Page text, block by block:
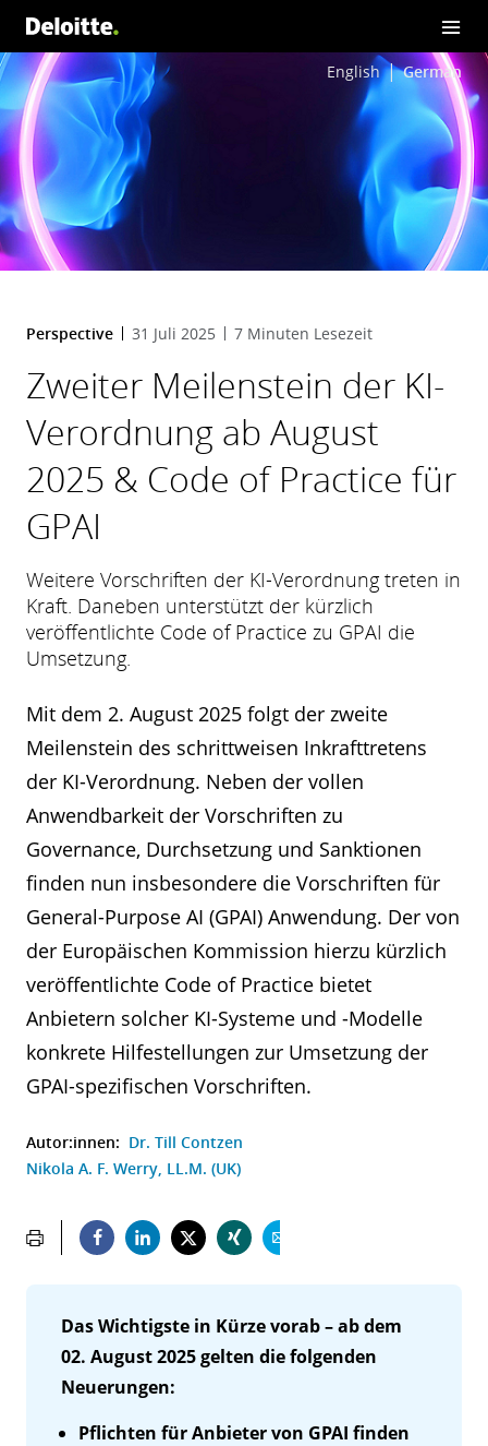
English German
Perspective 31 Juli 2025 7 Minuten Lesezeit
Zweiter Meilenstein der KI-
Verordnung ab August
2025 & Code of Practice für
GPAI
Weitere Vorschriften der KI-Verordnung treten in
Kraft. Daneben unterstützt der kürzlich
veröffentlichte Code of Practice zu GPAI die
Umsetzung.
Mit dem 2. August 2025 folgt der zweite
Meilenstein des schrittweisen Inkrafttretens
der KI-Verordnung. Neben der vollen
Anwendbarkeit der Vorschriften zu
Governance, Durchsetzung und Sanktionen
finden nun insbesondere die Vorschriften für
General-Purpose AI (GPAI) Anwendung. Der von
der Europäischen Kommission hierzu kürzlich
veröffentlichte Code of Practice bietet
Anbietern solcher KI-Systeme und -Modelle
konkrete Hilfestellungen zur Umsetzung der
GPAI-spezifischen Vorschriften.
Autor:innen: Dr. Till Contzen
Nikola A. F. Werry, LL.M. (UK)
Das Wichtigste in Kürze vorab – ab dem
02. August 2025 gelten die folgenden
Neuerungen:
Pflichten für Anbieter von GPAI finden